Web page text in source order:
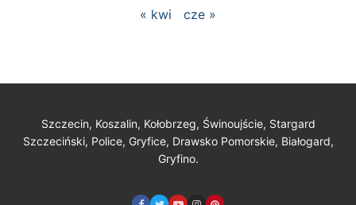
« kwi cze »
Szczecin, Koszalin, Kołobrzeg, Świnoujście, Stargard
Szczeciński, Police, Gryfice, Drawsko Pomorskie, Białogard,
Gryfino.